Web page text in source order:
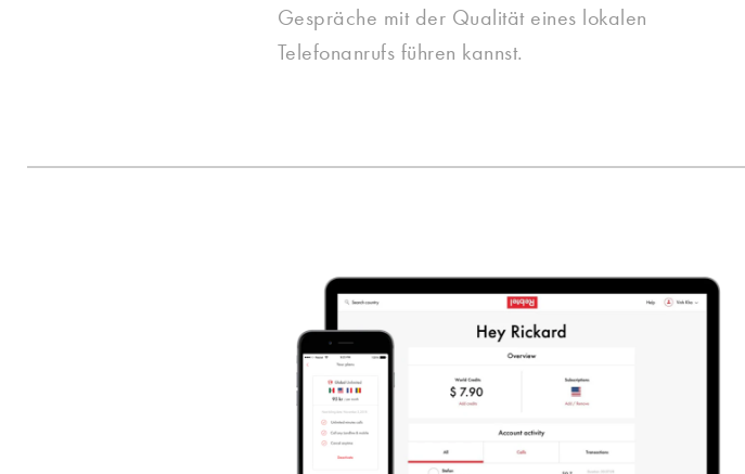
Gespräche mit der Qualität eines lokalen
Telefonanrufs führen kannst.